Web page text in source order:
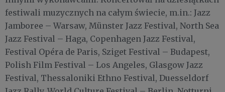
festiwali muzycznych na całym świecie, m.in.: Jazz
Jamboree – Warsaw, Münster Jazz Festival, North Sea
Jazz Festival – Haga, Copenhagen Jazz Festival,
Festival Opéra de Paris, Sziget Festival – Budapest,
Polish Film Festival – Los Angeles, Glasgow Jazz
Festival, Thessaloniki Ethno Festival, Duesseldorf